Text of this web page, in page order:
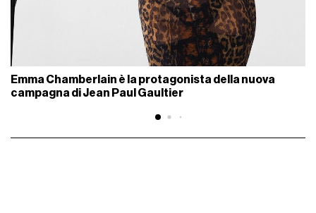
Emma Chamberlain è la protagonista della nuova
campagna di Jean Paul Gaultier